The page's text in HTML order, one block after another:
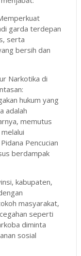
garda terdepan
serta
bersih dan
Narkotika di
hukum yang
adalah
memutus
Pencucian
berdampak
kabupaten,
masyarakat,
seperti
diminta
sosial